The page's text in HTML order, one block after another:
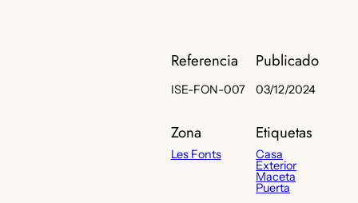
Referencia
ISE-FON-007
Zona
Les Fonts
Publicado
03/12/2024
Etiquetas
Casa
Exterior
Maceta
Puerta